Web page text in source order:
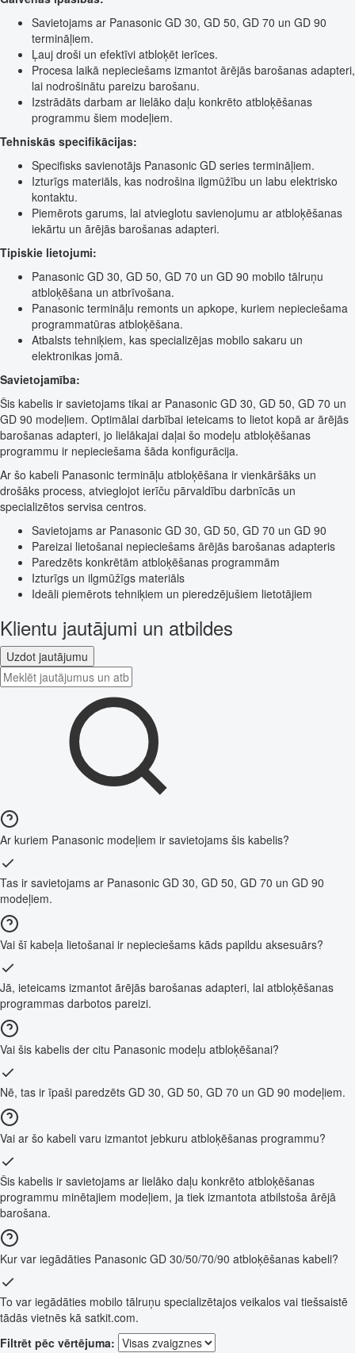
Savietojams ar Panasonic GD 30, GD 50, GD 70 un GD 90
termināļiem.
Ļauj droši un efektīvi atbloķēt ierīces.
Procesa laikā nepieciešams izmantot ārējās barošanas adapteri,
lai nodrošinātu pareizu barošanu.
Izstrādāts darbam ar lielāko daļu konkrēto atbloķēšanas
programmu šiem modeļiem.
Tehniskās specifikācijas:
Specifisks savienotājs Panasonic GD series termināļiem.
Izturīgs materiāls, kas nodrošina ilgmūžību un labu elektrisko
kontaktu.
Piemērots garums, lai atvieglotu savienojumu ar atbloķēšanas
iekārtu un ārējās barošanas adapteri.
Tipiskie lietojumi:
Panasonic GD 30, GD 50, GD 70 un GD 90 mobilo tālruņu
atbloķēšana un atbrīvošana.
Panasonic termināļu remonts un apkope, kuriem nepieciešama
programmatūras atbloķēšana.
Atbalsts tehniķiem, kas specializējas mobilo sakaru un
elektronikas jomā.
Savietojamība:
Šis kabelis ir savietojams tikai ar Panasonic GD 30, GD 50, GD 70 un
GD 90 modeļiem. Optimālai darbībai ieteicams to lietot kopā ar ārējās
barošanas adapteri, jo lielākajai daļai šo modeļu atbloķēšanas
programmu ir nepieciešama šāda konfigurācija.
Ar šo kabeli Panasonic termināļu atbloķēšana ir vienkāršāks un
drošāks process, atvieglojot ierīču pārvaldību darbnīcās un
specializētos servisa centros.
Savietojams ar Panasonic GD 30, GD 50, GD 70 un GD 90
Pareizai lietošanai nepieciešams ārējās barošanas adapteris
Paredzēts konkrētām atbloķēšanas programmām
Izturīgs un ilgmūžīgs materiāls
Ideāli piemērots tehniķiem un pieredzējušiem lietotājiem
Klientu jautājumi un atbildes
Uzdot jautājumu
Ar kuriem Panasonic modeļiem ir savietojams šis kabelis?
Tas ir savietojams ar Panasonic GD 30, GD 50, GD 70 un GD 90
modeļiem.
Vai šī kabeļa lietošanai ir nepieciešams kāds papildu aksesuārs?
Jā, ieteicams izmantot ārējās barošanas adapteri, lai atbloķēšanas
programmas darbotos pareizi.
Vai šis kabelis der citu Panasonic modeļu atbloķēšanai?
Nē, tas ir īpaši paredzēts GD 30, GD 50, GD 70 un GD 90 modeļiem.
Vai ar šo kabeli varu izmantot jebkuru atbloķēšanas programmu?
Šis kabelis ir savietojams ar lielāko daļu konkrēto atbloķēšanas
programmu minētajiem modeļiem, ja tiek izmantota atbilstoša ārējā
barošana.
Kur var iegādāties Panasonic GD 30/50/70/90 atbloķēšanas kabeli?
To var iegādāties mobilo tālruņu specializētajos veikalos vai tiešsaistē
tādās vietnēs kā satkit.com.
Filtrēt pēc vērtējuma: